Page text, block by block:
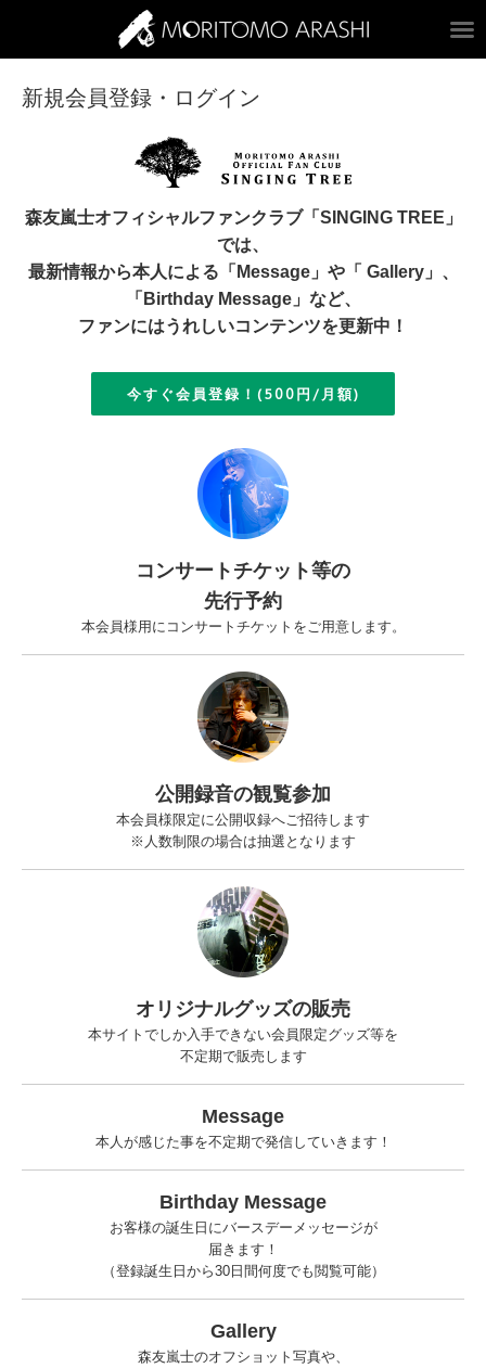
新規会員登録・ログイン
森友嵐士オフィシャルファンクラブ「SINGING TREE」
では、
最新情報から本人による「Message」や「 Gallery」、
「Birthday Message」など、
ファンにはうれしいコンテンツを更新中！
今すぐ会員登録！(500円/月額)
コンサートチケット等の
先行予約
本会員様用にコンサートチケットをご用意します。
公開録音の観覧参加
本会員様限定に公開収録へご招待します
※人数制限の場合は抽選となります
オリジナルグッズの販売
本サイトでしか入手できない会員限定グッズ等を
不定期で販売します
Message
本人が感じた事を不定期で発信していきます！
Birthday Message
お客様の誕生日にバースデーメッセージが
届きます！
（登録誕生日から30日間何度でも閲覧可能）
Gallery
森友嵐士のオフショット写真や、